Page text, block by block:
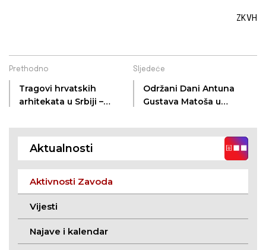
ZKVH
Prethodno
Tragovi hrvatskih
arhitekata u Srbiji –
Funtak na
kalendaru za lipanj
2026.
Sljedeće
Održani Dani Antuna
Gustava Matoša u
Aktualnosti
Aktivnosti Zavoda
Vijesti
Najave i kalendar